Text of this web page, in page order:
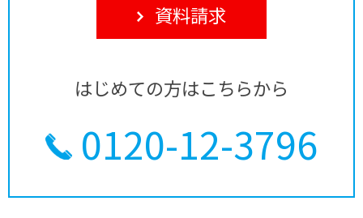
資料請求
はじめての方はこちらから
0120-12-3796